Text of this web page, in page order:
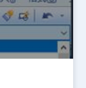
5、接着
空格键，最后点
大家能够掌握。